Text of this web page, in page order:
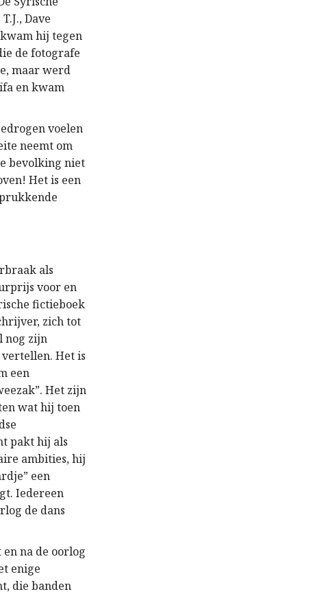
Dave
hij tegen
de fotografe
maar werd
en kwam
voelen
neemt om
bevolking niet
Het is een
als
voor en
fictieboek
zich tot
nog zijn
Het is
een
Het zijn
wat hij toen
pakt hij als
ambities, hij
een
Iedereen
de dans
na de oorlog
enige
die banden